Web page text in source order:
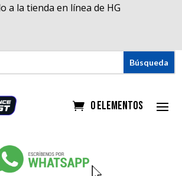
a la tienda en línea de HG
0 elementos